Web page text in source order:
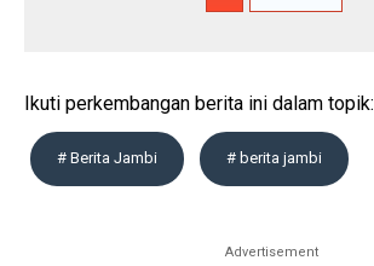
Ikuti perkembangan berita ini dalam topik:
# Berita Jambi # berita jambi
Advertisement